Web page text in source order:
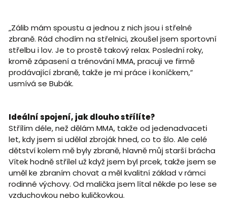
„Zálib mám spoustu a jednou z nich jsou i střelné
zbraně. Rád chodím na střelnici, zkoušel jsem sportovní
střelbu i lov. Je to prostě takový relax. Poslední roky,
kromě zápasení a trénování MMA, pracuji ve firmě
prodávající zbraně, takže je mi práce i koníčkem,“
usmívá se Bubák.
Ideální spojení, jak dlouho střílíte?
Střílím déle, než dělám MMA, takže od jedenadvaceti
let, kdy jsem si udělal zbroják hned, co to šlo. Ale celé
dětství kolem mě byly zbraně, hlavně můj starší brácha
Vítek hodně střílel už když jsem byl prcek, takže jsem se
uměl ke zbraním chovat a měl kvalitní základ v rámci
rodinné výchovy. Od malička jsem lítal někde po lese se
vzduchovkou nebo kuličkovkou.